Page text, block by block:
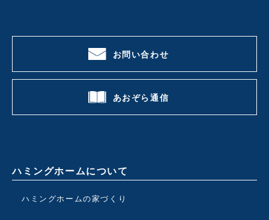
お問い合わせ
あおぞら通信
ハミングホームについて
ハミングホームの家づくり